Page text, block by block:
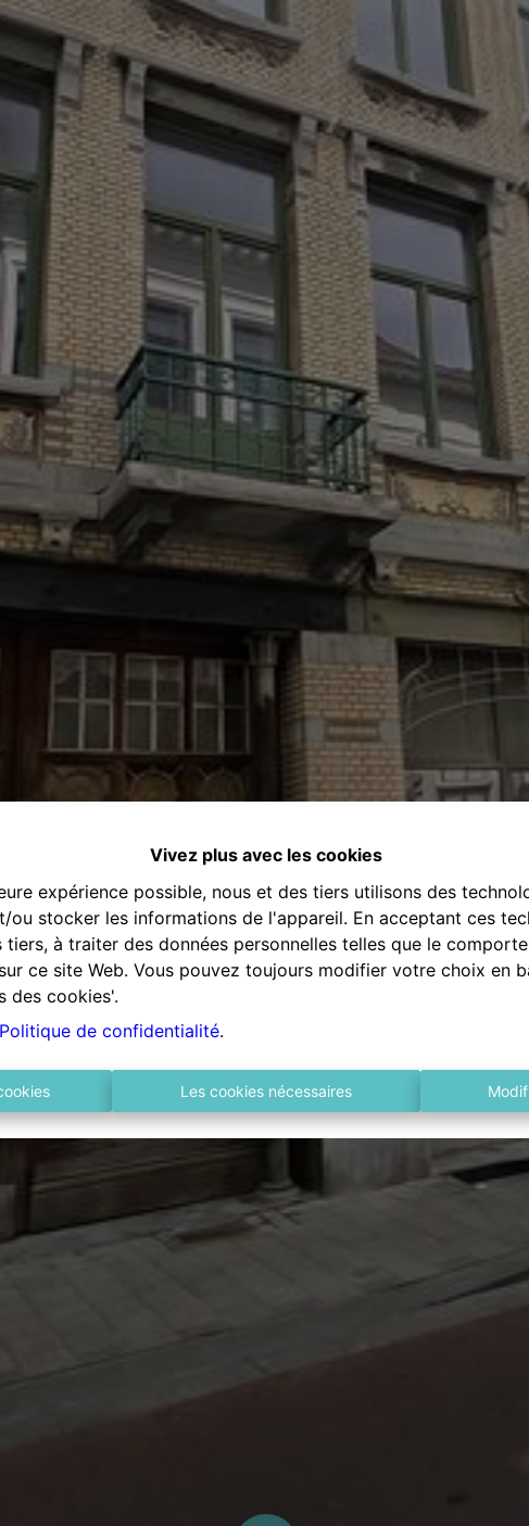
Vivez plus avec les cookies
expérience possible, nous et des tiers utilisons des
ou stocker les informations de l'appareil. En acceptant ces
tiers, à traiter des données personnelles telles que le
ce site Web. Vous pouvez toujours modifier votre choix en
des cookies'.
Politique de confidentialité.
Les cookies nécessaires